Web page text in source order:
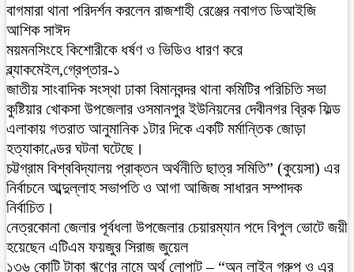
বাগমারা থানা পরিদর্শন করলেন রাজশাহী রেঞ্জের নবাগত ডিআইজি
আশিক সাঈদ
ময়মনসিংহে কিশোরীকে ধর্ষণ ও ভিডিও ধারণ করে
ব্ল্যাকমেইল,গ্রেপ্তার-১
জাতীয় সাংবাদিক সংস্থা ঢাকা বিমানবন্দর থানা কমিটির পরিচিতি সভা
কুষ্টিয়ার খোকসা উপজেলার ওসমানপুর ইউনিয়নের দেবীনগর ব্রিক ফিল্ড
এলাকায় গতরাত আনুমানিক ১টার দিকে একটি মর্মান্তিক জোড়া
হত্যাকাণ্ডের ঘটনা ঘটেছে।
চট্টগ্রাম বিশ্ববিদ্যালয় প্রাক্তন অর্থনীতি ছাত্র সমিতি” (কুয়েসা) এর
নির্বাচনে আব্দুল্লাহ সভাপতি ও আগা আজিজ সাধারন সম্পাদক
নির্বাচিত।
নেত্রকোনা জেলার পূর্বধলা উপজেলার চেয়ারম্যান পদে বিপুল ভোটে জয়ী
হয়েছেন এটিএম ফয়জুর সিরাজ জুয়েল
১৩৬ কোটি টাকা ঋণের নামে অর্থ লোপাট – “অন লাইন গ্রুপ ও এর